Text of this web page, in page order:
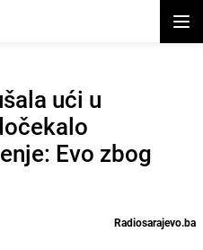
ući u
Evo zbog
Radiosarajevo.ba